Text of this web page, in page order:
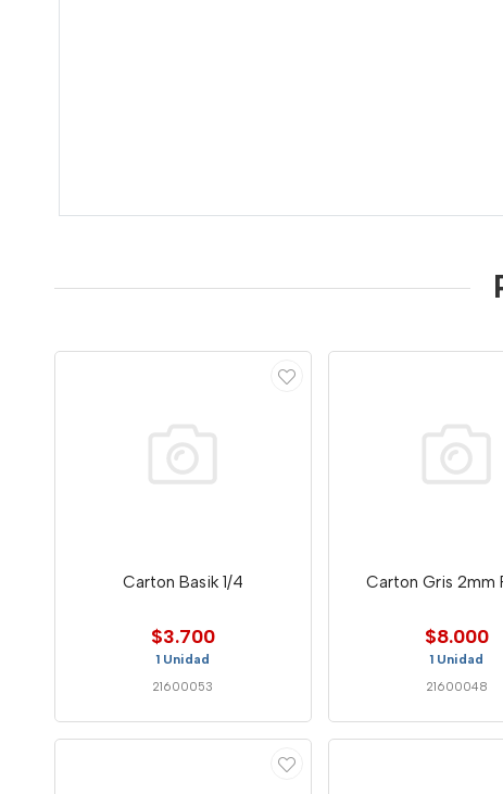
Carton Basik 1/4
$3.700
1 Unidad
21600053
Carton Gris 2mm
$8.000
1 Unidad
21600048